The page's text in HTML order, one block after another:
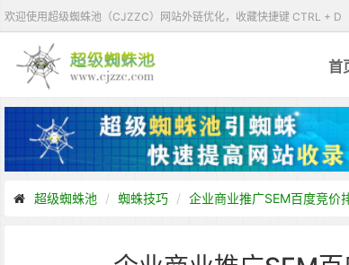
欢迎使用超级蜘蛛池（CJZZC）网站外链优化，收藏快捷键 CTRL + D
首
超级蜘蛛池 蜘蛛技巧 企业商业推广SEM百度竞价